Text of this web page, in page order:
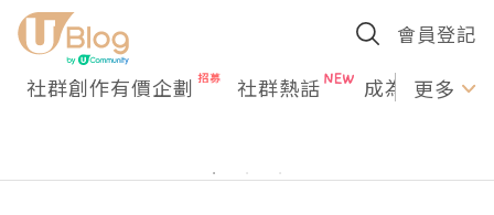
會員登記
社群創作有價企劃 社群熱話 成為U更多